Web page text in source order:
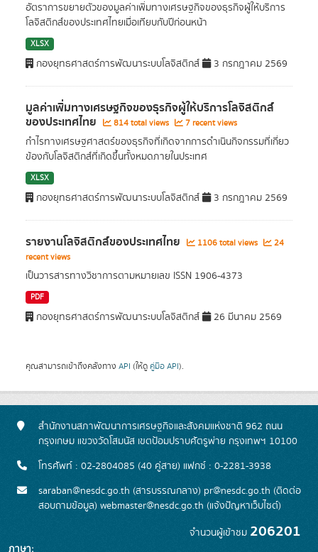
อัตราการขยายตัวของมูลค่าเพิ่มทางเศรษฐกิจของธุรกิจผู้ให้บริการ
โลจิสติกส์ของประเทศไทยเมื่อเทียบกับปีก่อนหน้า
XLSX
กองยุทธศาสตร์การพัฒนาระบบโลจิสติกส์ 3 กรกฎาคม 2569
มูลค่าเพิ่มทางเศรษฐกิจของธุรกิจผู้ให้บริการโลจิสติกส์
ของประเทศไทย 814 total views 7 recent views
กำไรทางเศรษฐศาสตร์ของธุรกิจที่เกิดจากการดำเนินกิจกรรมที่เกี่ยว
ข้องกับโลจิสติกส์ที่เกิดขึ้นทั้งหมดภายในประเทศ
XLSX
กองยุทธศาสตร์การพัฒนาระบบโลจิสติกส์ 3 กรกฎาคม 2569
รายงานโลจิสติกส์ของประเทศไทย 1106 total views
24
recent views
เป็นวารสารทางวิชาการตามหมายเลข ISSN 1906-4373
PDF
กองยุทธศาสตร์การพัฒนาระบบโลจิสติกส์ 26 มีนาคม 2569
คุณสามารถเข้าถึงคลังทาง API (ให้ดู คู่มือ API).
สำนักงานสภาพัฒนาการเศรษฐกิจและสังคมแห่งชาติ 962 ถนน
กรุงเกษม แขวงวัดโสมนัส เขตป้อมปราบศัตรูพ่าย กรุงเทพฯ 10100
โทรศัพท์ : 02-2804085 (40 คู่สาย) แฟกซ์ : 0-2281-3938
saraban@nesdc.go.th (สารบรรณกลาง) pr@nesdc.go.th (ติดต่อ
สอบถามข้อมูล) webmaster@nesdc.go.th (แจ้งปัญหาเว็บไซต์)
จำนวนผู้เข้าชม 206201
ภาษา